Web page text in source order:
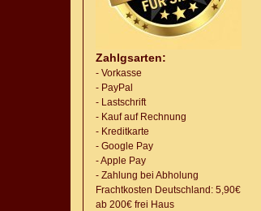
Zahlgsarten:
- Vorkasse
- PayPal
- Lastschrift
- Kauf auf Rechnung
- Kreditkarte
- Google Pay
- Apple Pay
- Zahlung bei Abholung
Frachtkosten Deutschland: 5,90€
ab 200€ frei Haus